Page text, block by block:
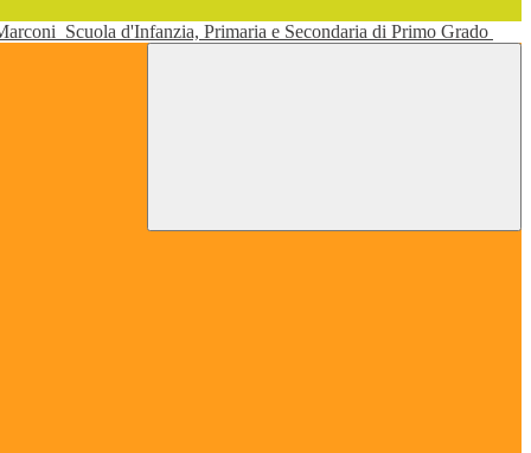
Scuola d'Infanzia, Primaria e Secondaria di Primo Grado